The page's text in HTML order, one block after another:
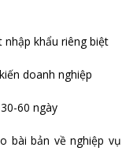
nhập khẩu riêng biệt
doanh nghiệp
60 ngày
bài bản về nghiệp vụ